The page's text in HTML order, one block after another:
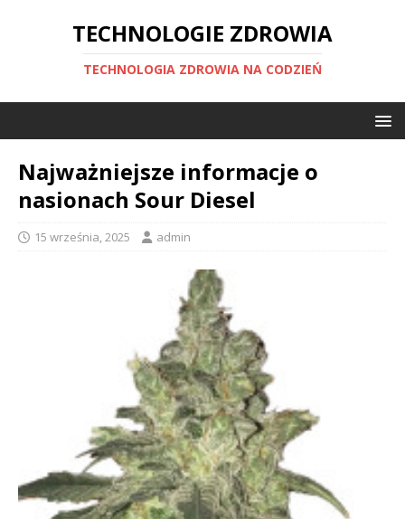
TECHNOLOGIE ZDROWIA
TECHNOLOGIA ZDROWIA NA CODZIEŃ
Najważniejsze informacje o
nasionach Sour Diesel
15 września, 2025 admin